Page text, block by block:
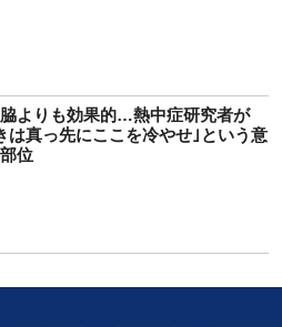
よりも効果的…熱中症研究者が
は真っ先にここを冷やせ｣という意
位